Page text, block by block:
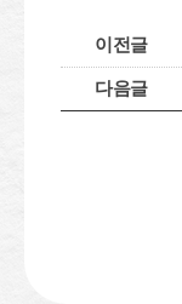
이전글
다음글